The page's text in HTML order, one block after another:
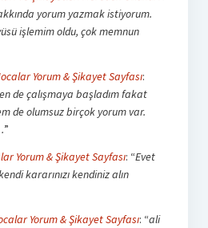
yorum yazmak istiyorum.
işlemim oldu, çok memnun
Yorum & Şikayet Sayfası:
de çalışmaya başladım fakat
de olumsuz birçok yorum var.
”
Yorum & Şikayet Sayfası: “Evet
kararınızı kendiniz alın
Yorum & Şikayet Sayfası: “ali